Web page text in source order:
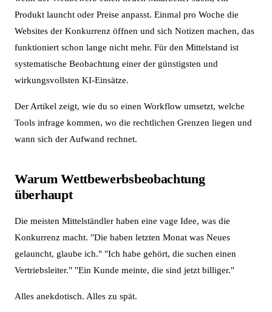
Produkt launcht oder Preise anpasst. Einmal pro Woche die
Websites der Konkurrenz öffnen und sich Notizen machen, das
funktioniert schon lange nicht mehr. Für den Mittelstand ist
systematische Beobachtung einer der günstigsten und
wirkungsvollsten KI-Einsätze.
Der Artikel zeigt, wie du so einen Workflow umsetzt, welche
Tools infrage kommen, wo die rechtlichen Grenzen liegen und
wann sich der Aufwand rechnet.
Warum Wettbewerbsbeobachtung
überhaupt
Die meisten Mittelständler haben eine vage Idee, was die
Konkurrenz macht. "Die haben letzten Monat was Neues
gelauncht, glaube ich." "Ich habe gehört, die suchen einen
Vertriebsleiter." "Ein Kunde meinte, die sind jetzt billiger."
Alles anekdotisch. Alles zu spät.